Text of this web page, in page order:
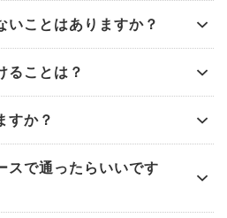
いことはありますか？
ることは？
すか？
スで通ったらいいです